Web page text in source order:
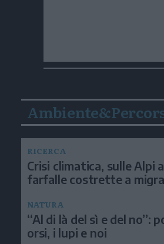
RICERCA
Crisi climatica, sulle Alpi
farfalle costrette a
NATURA
“Al di là del sì e del no”:
orsi, i lupi e noi